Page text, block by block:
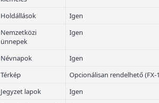
Holdállások
Igen
Nemzetközi
ünnepek
Igen
Névnapok
Igen
Térkép
Opcionálisan rendelhető (FX-
Jegyzet lapok
Igen